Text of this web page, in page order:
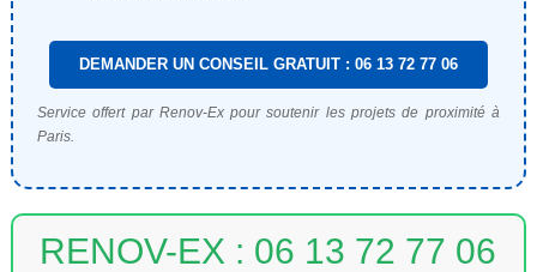
DEMANDER UN CONSEIL GRATUIT : 06 13 72 77 06
Service offert par Renov-Ex pour soutenir les projets de proximité à
Paris.
RENOV-EX : 06 13 72 77 06